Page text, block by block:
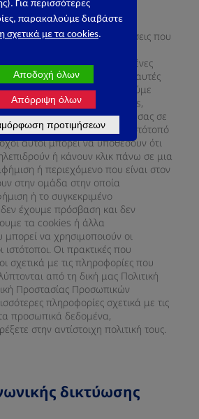
τη δυνατότητα να
σχετικά με τις προτιμήσεις που
από τα προϊόντα και τις
δημιουργούμε εξατομικευμένες
ιστότοπους βασισμένες σε αυτές
το σκοπό αυτό χρησιμοποιούμε
ενδεικτικά Google AdWords,
Δεν κοινοποιούμε δεδομένα σας σε
τοποθετούν cookies στον Ιστότοπό
αυτοί μπορεί να υποθέσουν ότι
ή κάνουν κλικ πάνω σε μια
ή περιεχόμενο που είναι στον
στην ομάδα στην οποία
ή το συγκεκριμένο
έχουμε πρόσβαση και δεν
τα cookies ή άλλα
μπορεί να χρησιμοποιούν οι
ιστότοποι. Οι πρακτικές που
σχετικά με τις πληροφορίες που
από τη δική μας Πολιτική
Προστασίας Προσωπικών
πληροφορίες σχετικά με τις
προσωπικά δεδομένα,
στην αντίστοιχη πολιτική τους.
δικτύωσης
Για περισσότερες
παρακαλούμε διαβάστε
σχετικά με τα cookies.
Αποδοχή όλων
Απόρριψη όλων
προτιμήσεων